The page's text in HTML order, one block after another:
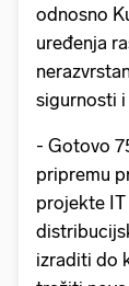
odnosno
uređenja
sigurnosti
- Gotovo
pripremu
projekte
izraditi do